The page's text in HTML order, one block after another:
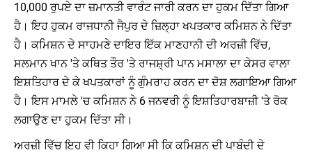
10,000 ਰੁਪਏ ਦਾ ਜ਼ਮਾਨਤੀ ਵਾਰੰਟ ਜਾਰੀ ਕਰਨ ਦਾ ਹੁਕਮ ਦਿੱਤਾ ਗਿਆ
ਹੈ। ਇਹ ਹੁਕਮ ਰਾਜਧਾਨੀ ਜੈਪੁਰ ਦੇ ਜ਼ਿਲ੍ਹਾ ਖਪਤਕਾਰ ਕਮਿਸ਼ਨ ਨੇ ਦਿੱਤਾ
ਹੈ। ਕਮਿਸ਼ਨ ਦੇ ਸਾਹਮਣੇ ਦਾਇਰ ਇੱਕ ਮਾਣਹਾਨੀ ਦੀ ਅਰਜ਼ੀ ਵਿੱਚ,
ਸਲਮਾਨ ਖਾਨ 'ਤੇ ਕਥਿਤ ਤੌਰ 'ਤੇ ਰਾਜਸ਼੍ਰੀ ਪਾਨ ਮਸਾਲਾ ਦਾ ਕੇਸਰ ਵਾਲਾ
ਇਸ਼ਤਿਹਾਰ ਦੇ ਕੇ ਖਪਤਕਾਰਾਂ ਨੂੰ ਗੁੰਮਰਾਹ ਕਰਨ ਦਾ ਦੋਸ਼ ਲਗਾਇਆ ਗਿਆ
ਹੈ। ਇਸ ਮਾਮਲੇ 'ਚ ਕਮਿਸ਼ਨ ਨੇ 6 ਜਨਵਰੀ ਨੂੰ ਇਸ਼ਤਿਹਾਰਬਾਜ਼ੀ 'ਤੇ ਰੋਕ
ਲਗਾਉਣ ਦਾ ਹੁਕਮ ਦਿੱਤਾ ਸੀ।
ਅਰਜ਼ੀ ਵਿੱਚ ਇਹ ਵੀ ਕਿਹਾ ਗਿਆ ਸੀ ਕਿ ਕਮਿਸ਼ਨ ਦੀ ਪਾਬੰਦੀ ਦੇ